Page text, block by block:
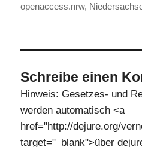
openaccess.nrw,
Schreibe einen
Hinweis: Gesetzes- und
werden automatisch <a
href="http://dejure.org/
target="_blank">über